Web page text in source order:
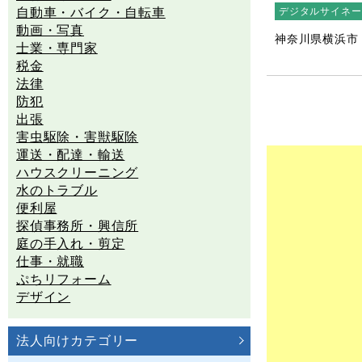
自動車・バイク・自転車
動画・写真
士業・専門家
税金
法律
防犯
出張
害虫駆除・害獣駆除
運送・配達・輸送
ハウスクリーニング
水のトラブル
便利屋
探偵事務所・興信所
庭の手入れ・剪定
仕事・就職
ぷちリフォーム
デザイン
法人向けカテゴリー
デジタルサイネ
神奈川県横浜市